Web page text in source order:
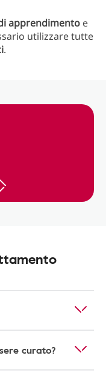
apprendimento e
utilizzare tutte
.
curato?